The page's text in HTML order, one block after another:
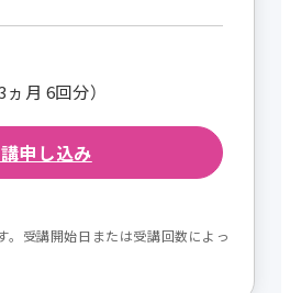
ヵ月 6回分）
申し込み
。受講開始日または受講回数によっ